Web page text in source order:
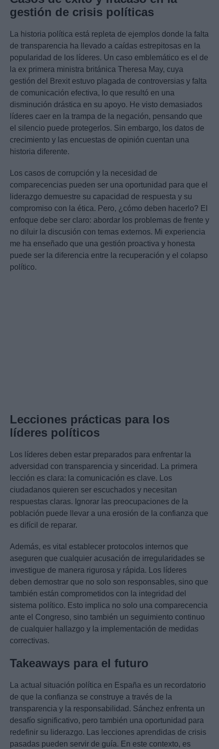
gestión de crisis políticas
La historia política está repleta de ejemplos donde la falta
de transparencia ha llevado a caídas estrepitosas en la
popularidad de los líderes. Un caso emblemático es el de
la ex primera ministra británica Theresa May, cuya
gestión del Brexit estuvo plagada de controversias y falta
de comunicación efectiva, lo que resultó en una
disminución drástica en su apoyo. He visto demasiados
líderes caer en la trampa de la negación, pensando que
el silencio puede protegerlos. Sin embargo, los datos de
crecimiento y las encuestas de opinión cuentan una
historia diferente.
Los casos de corrupción y la necesidad de
comparecencias pueden ser una oportunidad para que el
liderazgo demuestre su capacidad de respuesta y su
compromiso con la ética. Pero, ¿cómo deben hacerlo? El
enfoque debe ser claro: abordar los problemas de frente y
no diluir la discusión con temas externos. Mi experiencia
me ha enseñado que una gestión proactiva y honesta
puede ser la diferencia entre la recuperación y el colapso
político.
Lecciones prácticas para los
líderes políticos
Los líderes deben estar preparados para enfrentar la
adversidad con transparencia y sinceridad. La primera
lección es clara: la comunicación es clave. Los
ciudadanos quieren ser escuchados y necesitan
respuestas claras. Ignorar las preocupaciones de la
población puede llevar a una erosión de la confianza que
es difícil de reparar.
Además, es vital establecer protocolos internos que
aseguren que cualquier acusación de irregularidades se
investigue de manera rigurosa y rápida. Los líderes
deben demostrar que no solo son responsables, sino que
también están comprometidos con la integridad del
sistema político. Esto implica no solo una comparecencia
ante el Congreso, sino también un seguimiento continuo
de cualquier hallazgo y la implementación de medidas
correctivas.
Takeaways para el futuro
La actual situación política en España es un recordatorio
de que la confianza se construye a través de la
transparencia y la responsabilidad. Sánchez enfrenta un
desafío significativo, pero también una oportunidad para
redefinir su liderazgo. Las lecciones aprendidas de crisis
pasadas pueden servir de guía. En este contexto, es